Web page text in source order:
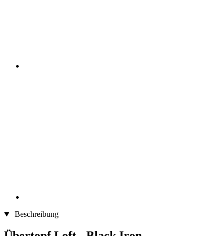
Beschreibung